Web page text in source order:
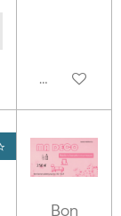
panierAjouter au
Bon